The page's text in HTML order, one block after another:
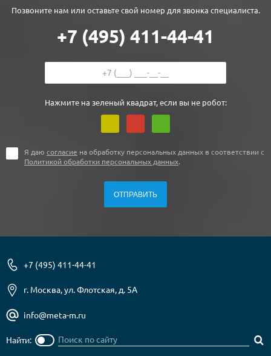
Позвоните нам или оставьте свой номер для звонка специалиста.
+7 (495) 411-44-41
Нажмите на зеленый квадрат, если вы не робот:
Я даю согласие на обработку персональных данных в соответствии с
Политикой обработки персональных данных
+7 (495) 411-44-41
г. Москва, ул. Флотская, д. 5А
info@meta-m.ru
Найти: